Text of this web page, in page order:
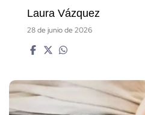
Laura Vázquez
28 de junio de 2026